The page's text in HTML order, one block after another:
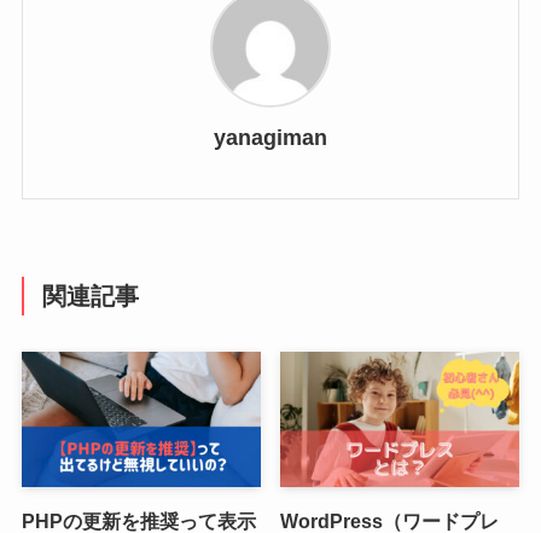
yanagiman
関連記事
PHPの更新を推奨って表示
WordPress（ワードプレ